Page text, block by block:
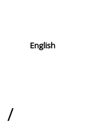
English